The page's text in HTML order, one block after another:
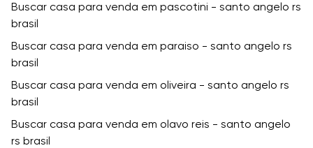
Buscar casa para venda em pascotini - santo angelo rs
brasil
Buscar casa para venda em paraiso - santo angelo rs
brasil
Buscar casa para venda em oliveira - santo angelo rs
brasil
Buscar casa para venda em olavo reis - santo angelo
rs brasil